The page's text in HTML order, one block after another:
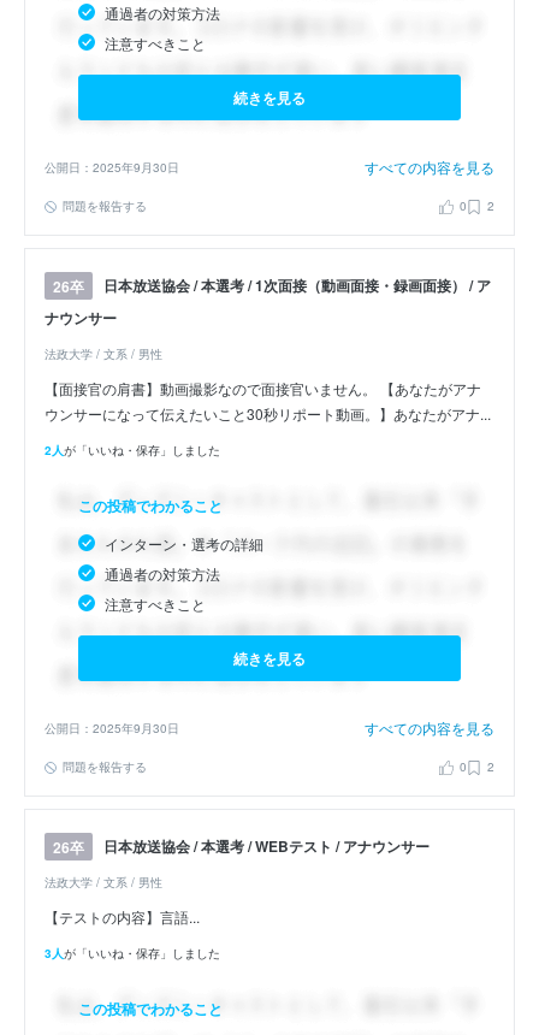
通過者の対策方法
注意すべきこと
続きを見る
公開日：2025年9月30日 すべての内容を見る
問題を報告する 0 2
26卒
日本放送協会 / 本選考 / 1次面接（動画面接・録画面接） / ア
ナウンサー
法政大学 / 文系 / 男性
【面接官の肩書】動画撮影なので面接官いません。 【あなたがアナ
ウンサーになって伝えたいこと30秒リポート動画。】あなたがアナ...
2人が「いいね・保存」しました
この投稿でわかること
インターン・選考の詳細
通過者の対策方法
注意すべきこと
続きを見る
公開日：2025年9月30日 すべての内容を見る
問題を報告する 0 2
26卒 日本放送協会 / 本選考 / WEBテスト / アナウンサー
法政大学 / 文系 / 男性
【テストの内容】言語...
3人が「いいね・保存」しました
この投稿でわかること